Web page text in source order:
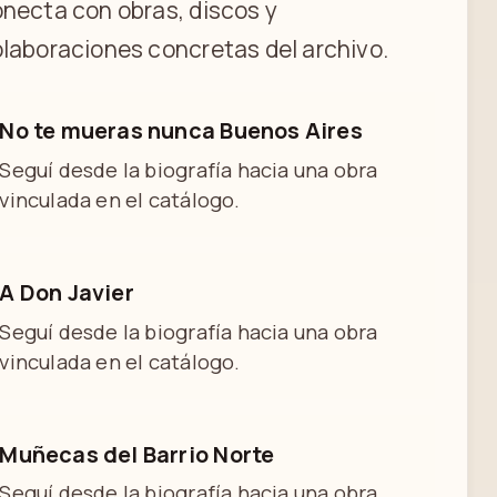
con obras, discos y
concretas del archivo.
No te mueras nunca Buenos Aires
Seguí desde la biografía hacia una obra
vinculada en el catálogo.
A Don Javier
Seguí desde la biografía hacia una obra
vinculada en el catálogo.
Muñecas del Barrio Norte